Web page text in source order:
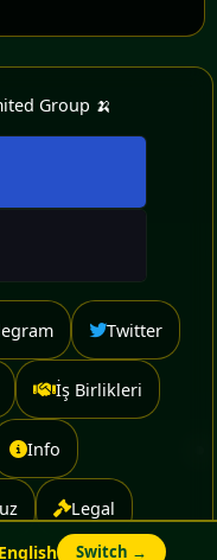
Group 🍌
Twitter
İş Birlikleri
Info
Legal
English Switch →